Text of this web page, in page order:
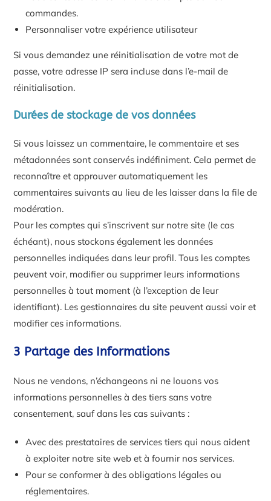
commandes.
Personnaliser votre expérience utilisateur
Si vous demandez une réinitialisation de votre mot de
passe, votre adresse IP sera incluse dans l’e-mail de
réinitialisation.
Durées de stockage de vos données
Si vous laissez un commentaire, le commentaire et ses
métadonnées sont conservés indéfiniment. Cela permet de
reconnaître et approuver automatiquement les
commentaires suivants au lieu de les laisser dans la file de
modération.
Pour les comptes qui s’inscrivent sur notre site (le cas
échéant), nous stockons également les données
personnelles indiquées dans leur profil. Tous les comptes
peuvent voir, modifier ou supprimer leurs informations
personnelles à tout moment (à l’exception de leur
identifiant). Les gestionnaires du site peuvent aussi voir et
modifier ces informations.
3 Partage des Informations
Nous ne vendons, n’échangeons ni ne louons vos
informations personnelles à des tiers sans votre
consentement, sauf dans les cas suivants :
Avec des prestataires de services tiers qui nous aident
à exploiter notre site web et à fournir nos services.
Pour se conformer à des obligations légales ou
réglementaires.